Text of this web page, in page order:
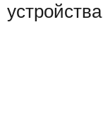
устройства